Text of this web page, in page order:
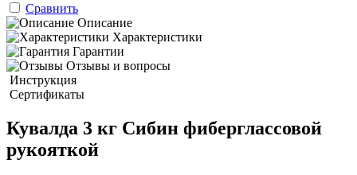
Сравнить
Описание
Характеристики
Гарантии
Отзывы и вопросы
Инструкция
Сертификаты
Кувалда 3 кг Сибин фиберглассовой
рукояткой